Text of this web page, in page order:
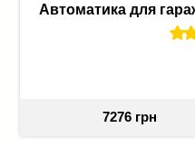
Автоматика для
7276 грн